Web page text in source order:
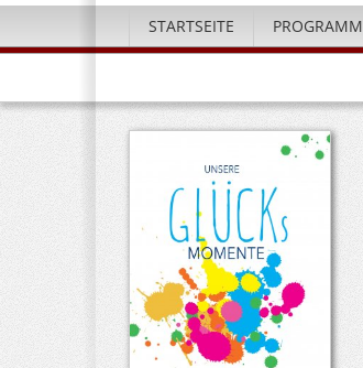
STARTSEITE PROGRAMM